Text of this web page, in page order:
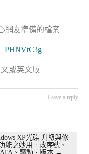
網友準備的檔案
文或英文版
Leave a reply
XP光碟 升級與修
能之妙用，改序號、
、驅動、版本 →